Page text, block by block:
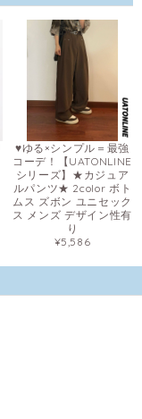
♥ゆる×シンプル＝最強
コーデ！【UATONLINE
シリーズ】★カジュア
ルパンツ★ 2color ボト
ムス ズボン ユニセック
ス メンズ デザイン性有
り
¥5,586